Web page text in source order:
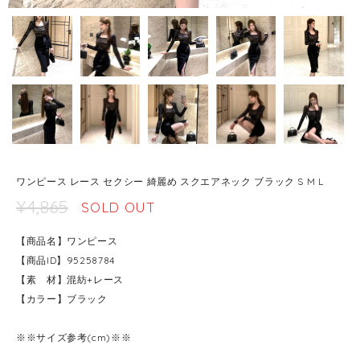
ワンピース レース セクシー 綺麗め スクエアネック ブラック S M L
¥4,865 SOLD OUT
【商品名】ワンピース
【商品ID】95258784
【素 材】混紡+レース
【カラー】ブラック
※※サイズ参考(cm)※※